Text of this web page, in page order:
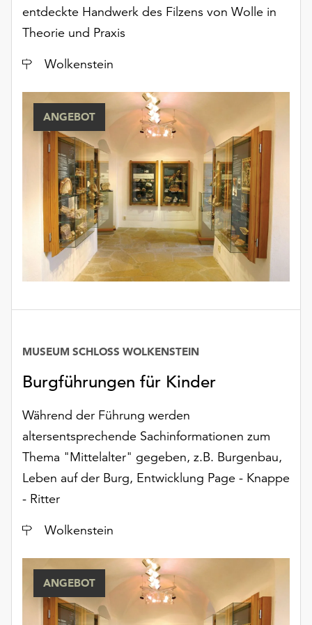
Möchten
Sie
die
verwendeten
Cookies
anpassen,
erreichen
Einstellungen
Schaltfläche
„Auswählen“.
Weitere
Informationen
in
oder
dem
Impressum
entdeckte Handwerk des Filzens von Wolle in
Theorie und Praxis
Ort
Wolkenstein
ANGEBOT
Burgführungen für Kinder
MUSEUM SCHLOSS WOLKENSTEIN
Während der Führung werden
altersentsprechende Sachinformationen zum
Thema "Mittelalter" gegeben, z.B. Burgenbau,
Leben auf der Burg, Entwicklung Page - Knappe
- Ritter
Ort
Wolkenstein
ANGEBOT